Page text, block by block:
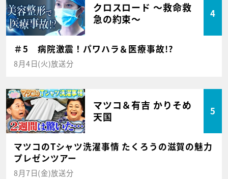
クロスロード ～救命救
急の約束～
4
＃5 病院激震！パワハラ＆医療事故!?
8月4日(火)放送分
マツコ＆有吉 かりそめ
天国
5
マツコのTシャツ洗濯事情 たくろうの滋賀の魅力
プレゼンツアー
8月7日(金)放送分